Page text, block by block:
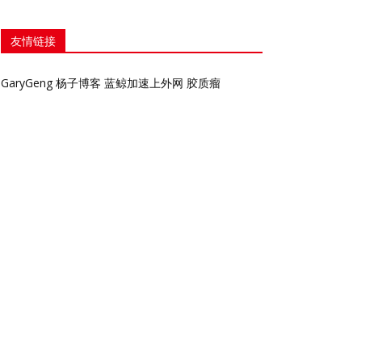
友情链接
GaryGeng 杨子博客 蓝鲸加速上外网 胶质瘤